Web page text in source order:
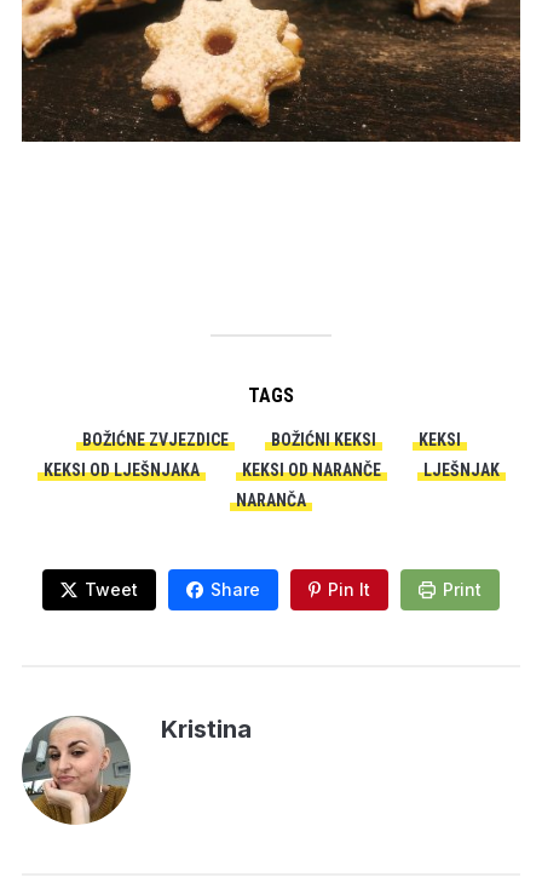
TAGS
BOŽIĆNE ZVJEZDICE BOŽIĆNI KEKSI
KEKSI
KEKSI OD LJEŠNJAKA
KEKSI OD NARANČE
LJEŠNJAK
NARANČA
Tweet Share Pin It Print
Kristina